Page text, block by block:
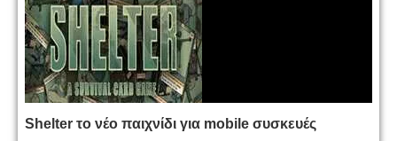
Shelter το νέο παιχνίδι για mobile συσκευές